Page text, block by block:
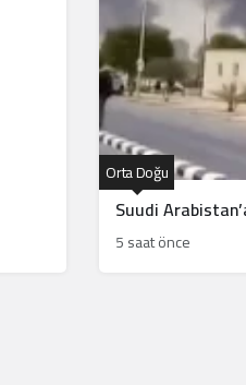
Suudi
Orta Doğu
5 saat önce